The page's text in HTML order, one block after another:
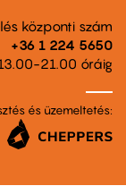
központi szám
+36 1 224 5650
21.00 óráig
és üzemeltetés: